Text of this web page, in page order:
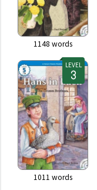
1148 words
LEVEL
1011 words